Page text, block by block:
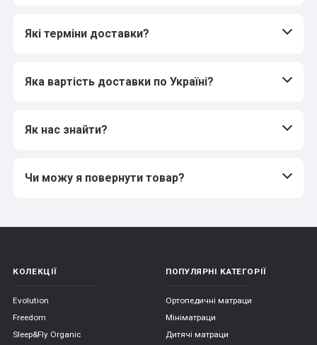
Які терміни доставки?
Яка вартість доставки по Україні?
Як нас знайти?
Чи можу я повернути товар?
КОЛЕКЦІЇ
Evolution
Freedom
Sleep&Fly Organic
ПОПУЛЯРНІ КАТЕГОРІЇ
Ортопедичні матраци
Мініматраци
Дитячі матраци